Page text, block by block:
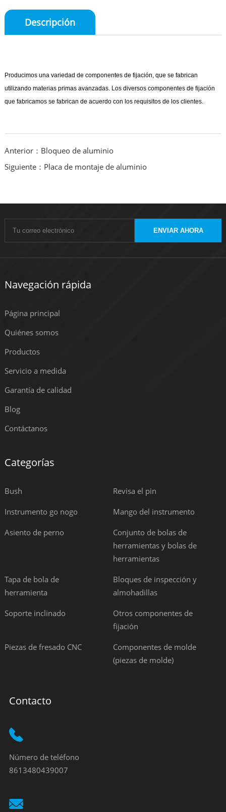
Descripción
Producimos una variedad de componentes de fijación, que se fabrican
utilizando materias primas avanzadas. Los diversos componentes de fijación
que fabricamos se fabrican de acuerdo con los requisitos de los clientes.
Anterior：Bloqueo de aluminio
Siguiente：Placa de montaje de aluminio
ENVIAR AHORA
Navegación rápida
Página principal
Quiénes somos
Productos
Servicio a medida
Garantía de calidad
Blog
Contáctanos
Categorías
Bush Revisa el pin
Instrumento go nogo Mango del instrumento
Asiento de perno
Conjunto de bolas de
herramientas y bolas de
herramientas
Tapa de bola de
herramienta
Bloques de inspección y
almohadillas
Soporte inclinado
Otros componentes de
fijación
Piezas de fresado CNC
Componentes de molde
(piezas de molde)
Contacto
Número de teléfono
8613480439007